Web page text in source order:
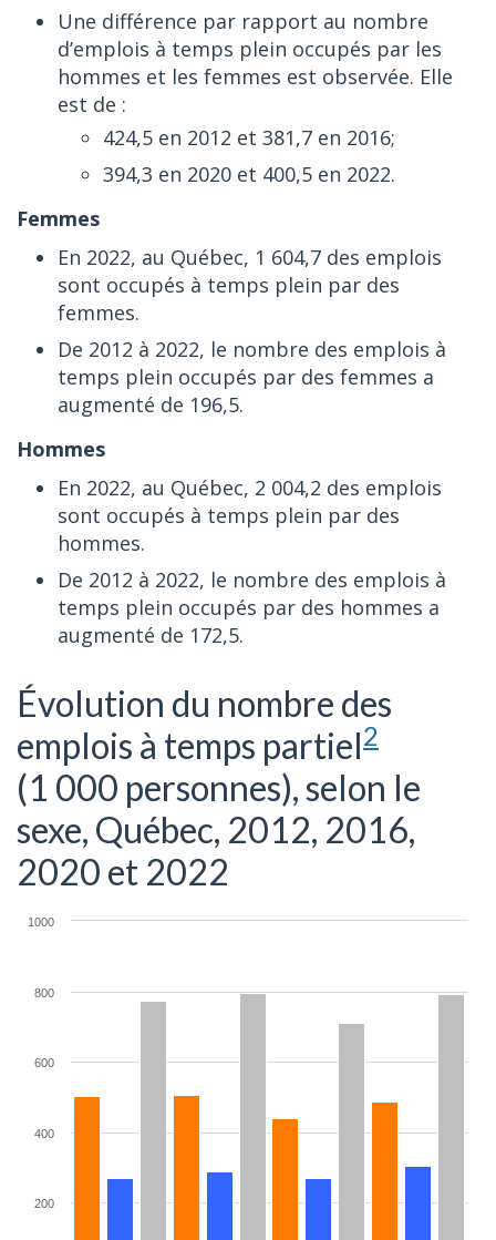
Une différence par rapport au nombre
d’emplois à temps plein occupés par les
hommes et les femmes est observée. Elle
est de :
424,5 en 2012 et 381,7 en 2016;
394,3 en 2020 et 400,5 en 2022.
Femmes
En 2022, au Québec, 1 604,7 des emplois
sont occupés à temps plein par des
femmes.
De 2012 à 2022, le nombre des emplois à
temps plein occupés par des femmes a
augmenté de 196,5.
Hommes
En 2022, au Québec, 2 004,2 des emplois
sont occupés à temps plein par des
hommes.
De 2012 à 2022, le nombre des emplois à
temps plein occupés par des hommes a
augmenté de 172,5.
Évolution du nombre des
emplois à temps partiel2
(1 000 personnes), selon le
sexe, Québec, 2012, 2016,
2020 et 2022
200
400
600
800
1000